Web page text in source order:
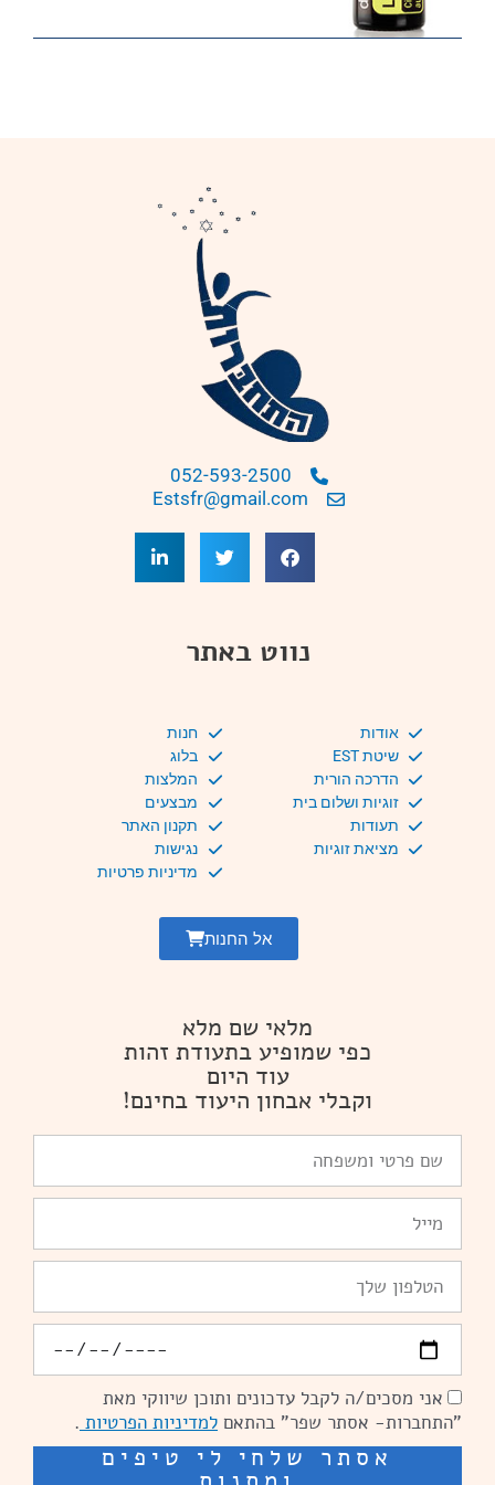
052-593-2500
Estsfr@gmail.com
נווט באתר
אודות
שיטת EST
הדרכה הורית
זוגיות ושלום בית
תעודות
מציאת זוגיות
חנות
בלוג
המלצות
מבצעים
תקנון האתר
נגישות
מדיניות פרטיות
אל החנות
מלאי שם מלא
כפי שמופיע בתעודת זהות
עוד היום
וקבלי אבחון היעוד בחינם!
פרטי
ומשפחה
הסכמהאני מסכים/ה לקבל עדכונים ותוכן שיווקי מאת
"התחברות- אסתר שפר" בהתאם למדיניות הפרטיות .
אסתר שלחי לי טיפים